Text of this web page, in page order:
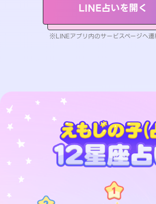
LINE占いを開く
※LINEアプリ内のサービスページへ遷